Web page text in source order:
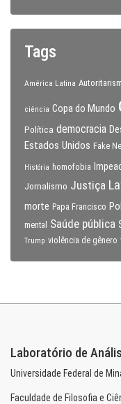
Tags
América Latina
ciência Copa do Mundo
Política democracia
Estados Unidos Fake
História homofobia
Jornalismo Justiça
morte Papa Francisco
mental
Saúde pública
Trump violência de gênero
Laboratório de
Universidade Federal de
Faculdade de Filosofia e